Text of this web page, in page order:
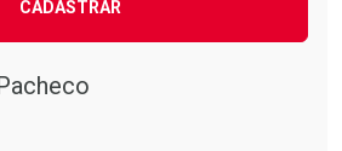
Comprar sem Desconto
Comprar sem Desconto
CADASTRAR